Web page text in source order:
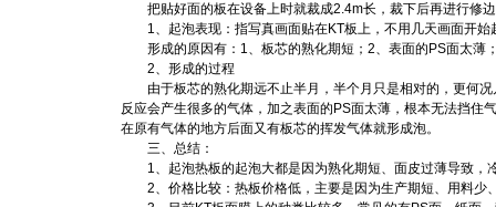
把贴好面的板在设备上时就裁成2.4m长，裁下后再进行修
1、起泡表现：指写真画面贴在KT板上，不用几天画面开始
形成的原因有：1、板芯的熟化期短；2、表面的PS面太薄
2、形成的过程
由于板芯的熟化期远不止半月，半个月只是相对的，更何况
反应会产生很多的气体，加之表面的PS面太薄，根本无法挡住
在原有气体的地方后面又有板芯的挥发气体就形成泡。
三、总结：
1、起泡热板的起泡大都是因为熟化期短、面皮过薄导致，
2、价格比较：热板价格低，主要是因为生产期短、用料少